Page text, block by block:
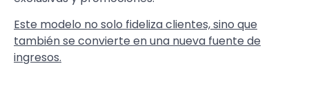
Este modelo no solo fideliza clientes, sino que
también se convierte en una nueva fuente de
ingresos.